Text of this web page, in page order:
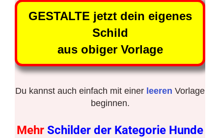
GESTALTE jetzt dein eigenes
Schild
aus obiger Vorlage
Du kannst auch einfach mit einer leeren Vorlage
beginnen.
Mehr Schilder der Kategorie Hunde